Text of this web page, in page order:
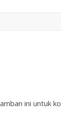
ini untuk